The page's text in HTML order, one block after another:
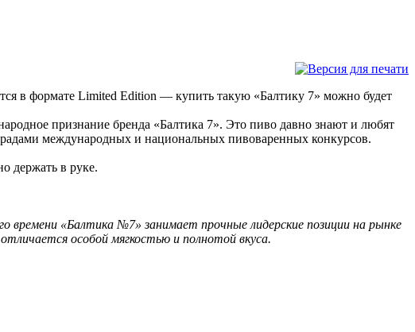
в формате Limited Edition — купить такую «Балтику 7» можно будет
признание бренда «Балтика 7». Это пиво давно знают и любят
международных и национальных пивоваренных конкурсов.
держать в руке.
«Балтика №7» занимает прочные лидерские позиции на рынке
особой мягкостью и полнотой вкуса.